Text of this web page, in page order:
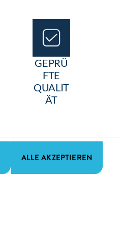
GEPRÜ
FTE
QUALIT
ÄT
ALLE AKZEPTIEREN